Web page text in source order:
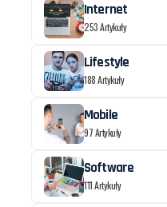
Internet
253 Artykuły
Lifestyle
188 Artykuły
Mobile
97 Artykuły
Software
111 Artykuły